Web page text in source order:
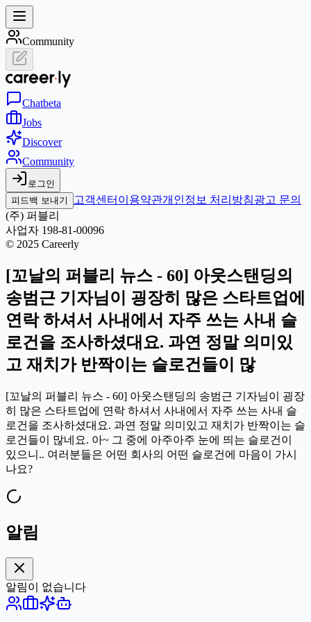
Community
Chatbeta
Jobs
Discover
Community
로그인
피드백 보내기
고객센터 이용약관개인정보 처리방침광고 문의
(주) 퍼블리
사업자 198-81-00096
© 2025 Careerly
[꼬날의 퍼블리 뉴스 - 60] 아웃스탠딩의
송범근 기자님이 굉장히 많은 스타트업에
연락 하셔서 사내에서 자주 쓰는 사내 슬
로건을 조사하셨대요. 과연 정말 의미있
고 재치가 반짝이는 슬로건들이 많
[꼬날의 퍼블리 뉴스 - 60] 아웃스탠딩의 송범근 기자님이 굉장
히 많은 스타트업에 연락 하셔서 사내에서 자주 쓰는 사내 슬
로건을 조사하셨대요. 과연 정말 의미있고 재치가 반짝이는 슬
로건들이 많네요. 아~ 그 중에 아주아주 눈에 띄는 슬로건이
있으니.. 여러분들은 어떤 회사의 어떤 슬로건에 마음이 가시
나요?
알림
알림이 없습니다